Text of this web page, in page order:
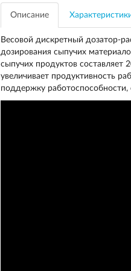
Описание
Весовой дискретный дозатор-
дозирования сыпучих
сыпучих продуктов составляет
увеличивает продуктивность
поддержку работоспособности,